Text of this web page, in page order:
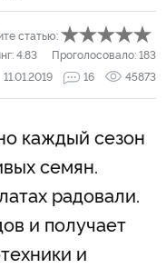
статью:
4.83 Проголосовало:183
11.01.2019
16 45873
каждый сезон
семян.
радовали.
и получает
и